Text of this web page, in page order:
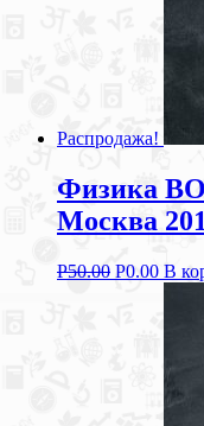
Распродажа!
Физика
Москва
Р50.00 Р0.00 В